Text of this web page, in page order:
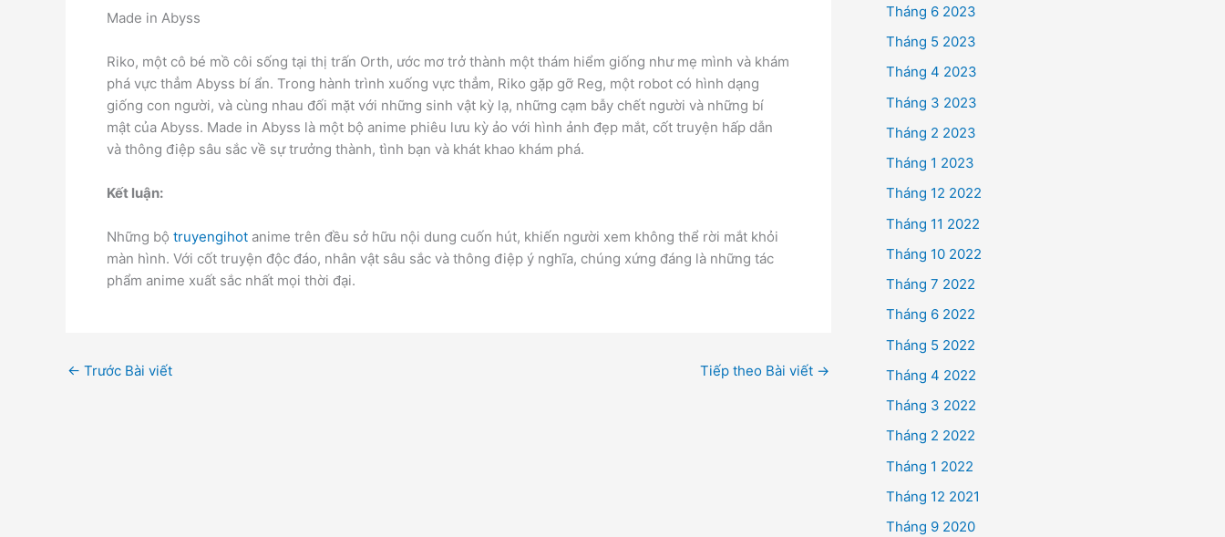
Made in Abyss
Riko, một cô bé mồ côi sống tại thị trấn Orth, ước mơ trở thành một thám hiểm giống như mẹ mình và khám
phá vực thẳm Abyss bí ẩn. Trong hành trình xuống vực thẳm, Riko gặp gỡ Reg, một robot có hình dạng
giống con người, và cùng nhau đối mặt với những sinh vật kỳ lạ, những cạm bẫy chết người và những bí
mật của Abyss. Made in Abyss là một bộ anime phiêu lưu kỳ ảo với hình ảnh đẹp mắt, cốt truyện hấp dẫn
và thông điệp sâu sắc về sự trưởng thành, tình bạn và khát khao khám phá.
Kết luận:
Những bộ truyengihot anime trên đều sở hữu nội dung cuốn hút, khiến người xem không thể rời mắt khỏi
màn hình. Với cốt truyện độc đáo, nhân vật sâu sắc và thông điệp ý nghĩa, chúng xứng đáng là những tác
phẩm anime xuất sắc nhất mọi thời đại.
← Trước Bài viết Tiếp theo Bài viết →
Tháng 6 2023
Tháng 5 2023
Tháng 4 2023
Tháng 3 2023
Tháng 2 2023
Tháng 1 2023
Tháng 12 2022
Tháng 11 2022
Tháng 10 2022
Tháng 7 2022
Tháng 6 2022
Tháng 5 2022
Tháng 4 2022
Tháng 3 2022
Tháng 2 2022
Tháng 1 2022
Tháng 12 2021
Tháng 9 2020